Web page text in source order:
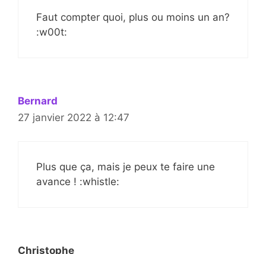
Faut compter quoi, plus ou moins un an?
:w00t:
Bernard
27 janvier 2022 à 12:47
Plus que ça, mais je peux te faire une
avance ! :whistle:
Christophe